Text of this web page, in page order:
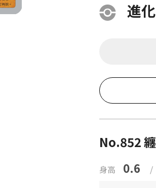
進化
No.852
身高 0.6 /